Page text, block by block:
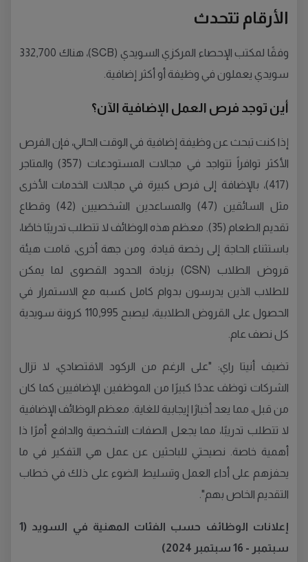
الأرقام تتحدث
وفقًا لمكتب الإحصاء المركزي السويدي (SCB)، هناك 332,700
سويدي يعملون في وظيفة أو أكثر إضافية.
أين توجد فرص العمل الإضافية الآن؟
إذا كنت تبحث عن وظيفة إضافية في الوقت الحالي، فإن الفرص
الأكثر توافراً تتواجد في مجالات المستودعات (357) والمتاجر
(417)، بالإضافة إلى فرص كبيرة في مجالات الخدمات الأخرى
مثل السائقين (47) والمساعدين الشخصيين (42) وقطاع
تقديم الطعام (35). معظم هذه الوظائف لا تتطلب تدريبًا خاصًا،
باستثناء الحاجة إلى رخصة قيادة. ومن جهة أخرى، قامت هيئة
قروض الطلاب (CSN) بزيادة الحدود القصوى لما يمكن
للطلاب الذين يدرسون بدوام كامل كسبه مع الاستمرار في
الحصول على القروض الطلابية، ليصبح 110,995 كرونة سويدية
كل نصف عام.
تضيف أنيتا راي: "على الرغم من الركود الاقتصادي، لا تزال
الشركات توظف عددًا كبيرًا من الموظفين الإضافيين كما كان
من قبل، مما يعد أخبارًا إيجابية للغاية. معظم الوظائف الإضافية
لا تتطلب تدريبًا، مما يجعل الصفات الشخصية والدافع أمرًا ذا
أهمية خاصة. نصيحتي للباحثين عن عمل هي التفكير في ما
يحفزهم على أداء العمل وتسليط الضوء على ذلك في خطاب
التقديم الخاص بهم".
إعلانات الوظائف حسب الفئات المهنية في السويد (1
سبتمبر - 16 سبتمبر 2024)